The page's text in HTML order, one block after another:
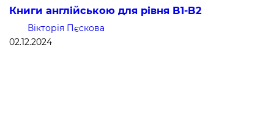
Книги англійською для рівня B1-B2
Вікторія Пєскова
02.12.2024